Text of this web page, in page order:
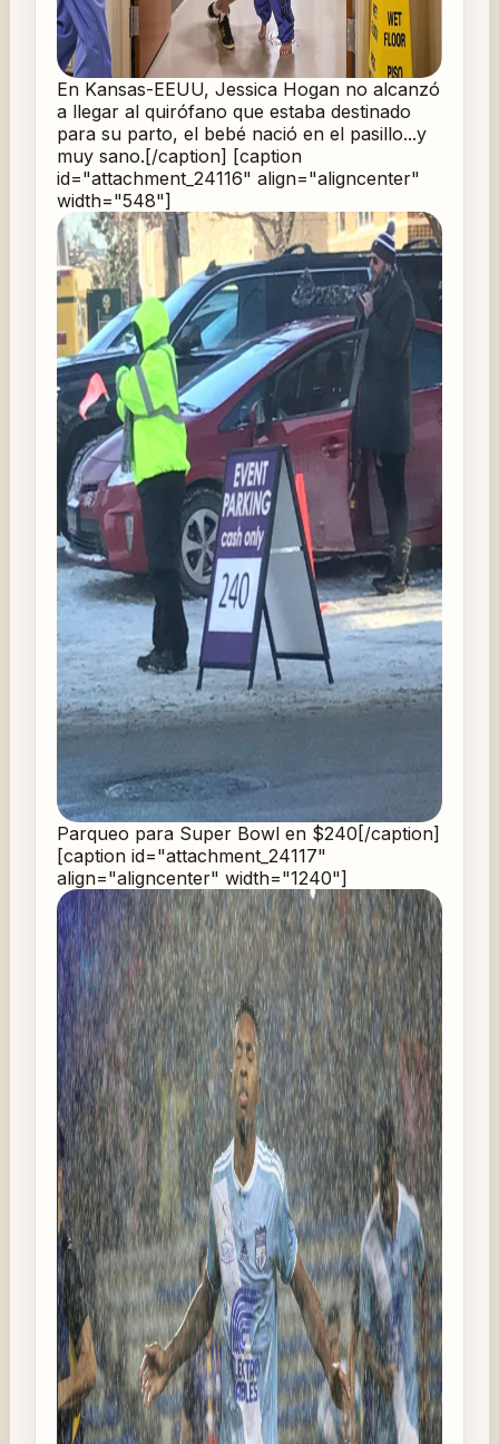
En Kansas-EEUU, Jessica Hogan no alcanzó
a llegar al quirófano que estaba destinado
para su parto, el bebé nació en el pasillo...y
muy sano.[/caption] [caption
id="attachment_24116" align="aligncenter"
width="548"]
Parqueo para Super Bowl en $240[/caption]
[caption id="attachment_24117"
align="aligncenter" width="1240"]